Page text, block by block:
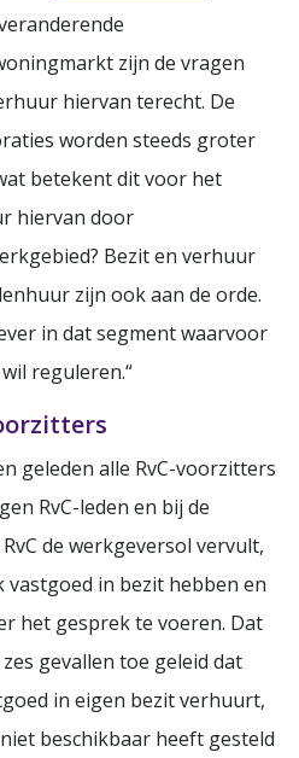
zijn de vragen
hiervan terecht. De
worden steeds groter
betekent dit voor het
hiervan door
Bezit en verhuur
zijn ook aan de orde.
in dat segment waarvoor
reguleren.“
geleden alle RvC-voorzitters
RvC-leden en bij de
de werkgeversol vervult,
in bezit hebben en
het gesprek te voeren. Dat
gevallen toe geleid dat
in eigen bezit verhuurt,
beschikbaar heeft gesteld